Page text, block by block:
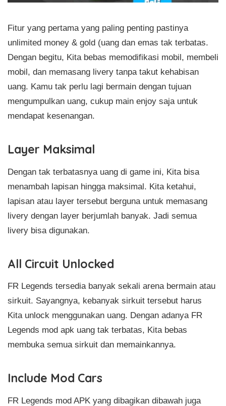
Fitur yang pertama yang paling penting pastinya
unlimited money & gold (uang dan emas tak terbatas.
Dengan begitu, Kita bebas memodifikasi mobil, membeli
mobil, dan memasang livery tanpa takut kehabisan
uang. Kamu tak perlu lagi bermain dengan tujuan
mengumpulkan uang, cukup main enjoy saja untuk
mendapat kesenangan.
Layer Maksimal
Dengan tak terbatasnya uang di game ini, Kita bisa
menambah lapisan hingga maksimal. Kita ketahui,
lapisan atau layer tersebut berguna untuk memasang
livery dengan layer berjumlah banyak. Jadi semua
livery bisa digunakan.
All Circuit Unlocked
FR Legends tersedia banyak sekali arena bermain atau
sirkuit. Sayangnya, kebanyak sirkuit tersebut harus
Kita unlock menggunakan uang. Dengan adanya FR
Legends mod apk uang tak terbatas, Kita bebas
membuka semua sirkuit dan memainkannya.
Include Mod Cars
FR Legends mod APK yang dibagikan dibawah juga